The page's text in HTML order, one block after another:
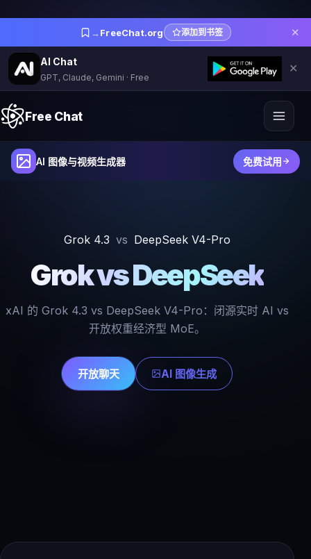
→ FreeChat.org 添加到书签 ✕
AI Chat
GPT, Claude, Gemini · Free
✕
Free Chat
AI 图像与视频生成器 免费试用
Grok 4.3 vs DeepSeek V4-Pro
Grok vs DeepSeek
xAI 的 Grok 4.3 vs DeepSeek V4-Pro：闭源实时 AI vs
开放权重经济型 MoE。
开放聊天 AI 图像生成